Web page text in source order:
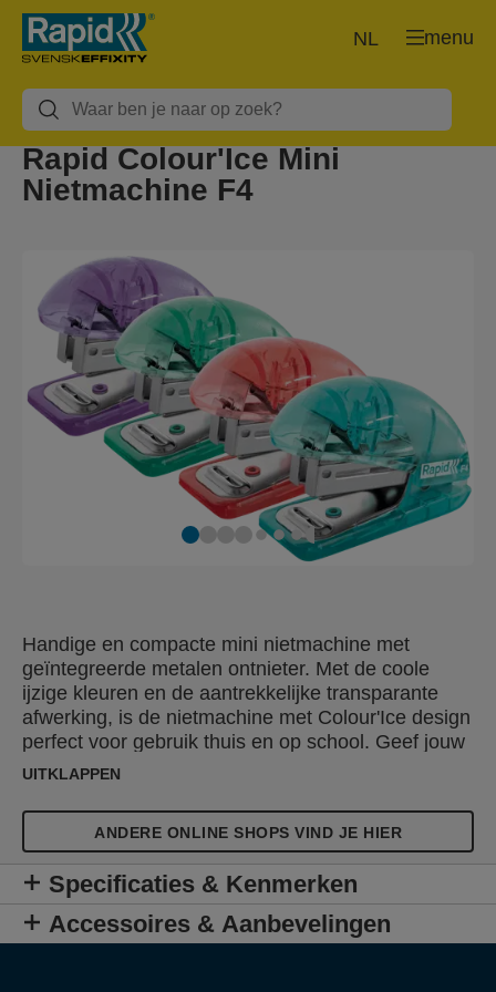
menu
NL
Rapid Colour'Ice Mini
Nietmachine F4
Handige en compacte mini nietmachine met
geïntegreerde metalen ontnieter. Met de coole
ijzige kleuren en de aantrekkelijke transparante
afwerking, is de nietmachine met Colour'Ice design
perfect voor gebruik thuis en op school. Geef jouw
bureau nu een frisse look!
UITKLAPPEN
ANDERE ONLINE SHOPS VIND JE HIER
Specificaties & Kenmerken
Accessoires & Aanbevelingen